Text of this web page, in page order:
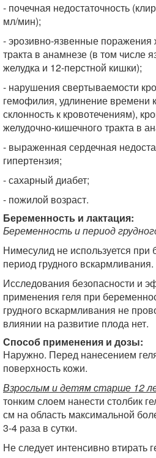
- почечная недостаточность
мл/мин);
- эрозивно-язвенные поражения
тракта в анамнезе (в том числе
желудка и 12-перстной кишки);
- нарушения свертываемости
гемофилия, удлинение времени
склонность к кровотечениям),
желудочно-кишечного тракта в
- выраженная сердечная
гипертензия;
- сахарный диабет;
- пожилой возраст.
Беременность и лактация:
Беременность и период
Нимесулид не используется при
период грудного вскармливания.
Исследования безопасности и
применения геля при
грудного вскармливания не
влиянии на развитие плода нет.
Способ применения и дозы:
Наружно. Перед нанесением
поверхность кожи.
Взрослым и детям старше 12
тонким слоем нанести столбик
см на область максимальной
3-4 раза в сутки.
Не следует интенсивно втирать